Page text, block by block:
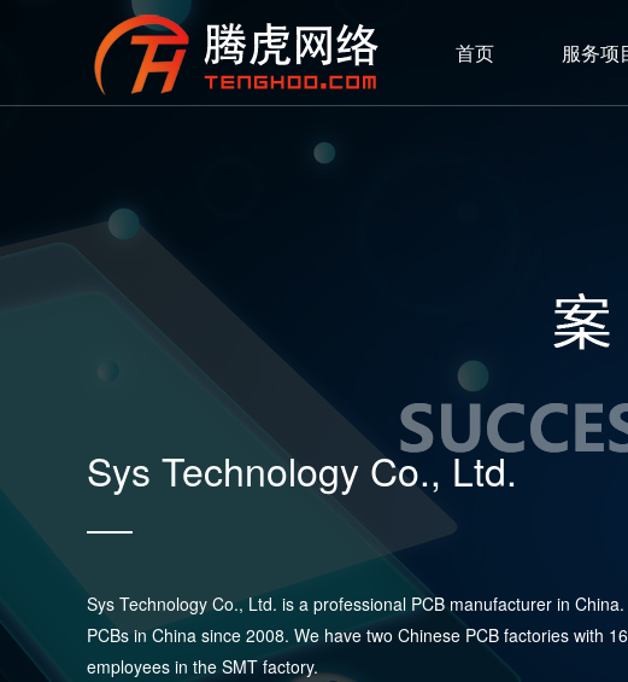
首页 服务项
Sys Technology Co., Ltd.
Sys Technology Co., Ltd. is a professional PCB manufacturer in
PCBs in China since 2008. We have two Chinese PCB factories with
employees in the SMT factory.